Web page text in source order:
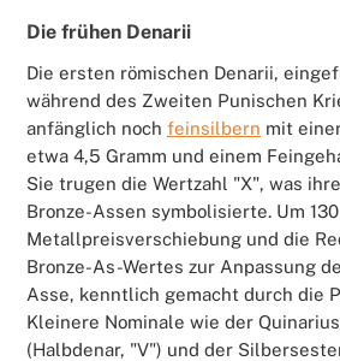
Die frühen Denarii
Die ersten römischen Denarii,
während des Zweiten Punischen
anfänglich noch feinsilbern mit
etwa 4,5 Gramm und einem
Sie trugen die Wertzahl "X", was
Bronze-Assen symbolisierte. Um
Metallpreisverschiebung und die
Bronze-As-Wertes zur Anpassung
Asse, kenntlich gemacht durch die
Kleinere Nominale wie der
(Halbdenar, "V") und der